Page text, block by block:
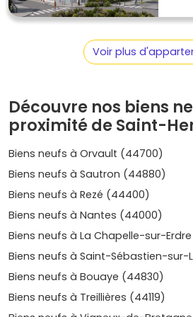
investissement locatif en
5 000 €/m².
Prix, évolution et repères
Fourchette actuelle dans le
€/m²selon le quartier, l'étage,
performances énergétiques.
Évolution sur 5 ans : +15 % à +25
l'attractivité métropolitaine, la
bien placés et la qualité des
Rendements locatifs
en ciblant des petites surfaces
pôles d'emplois.
Biens les plus recherchés: T2
balcon/terrasse pour les
sécurisé en bonus.
Voir plus
Découvre nos biens
proximité de Saint-
Biens neufs à Orvault (44700)
Biens neufs à Sautron (44880)
Biens neufs à Rezé (44400)
Biens neufs à Nantes (44000)
Biens neufs à La Chapelle-sur-
Biens neufs à Saint-Sébastien-sur-
Biens neufs à Bouaye (44830)
Biens neufs à Treillières (44119)